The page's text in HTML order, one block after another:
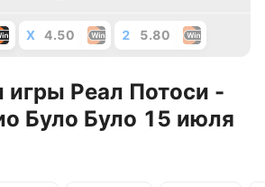
X 4.50 2 5.80
игры Реал Потоси -
Було Було 15 июля